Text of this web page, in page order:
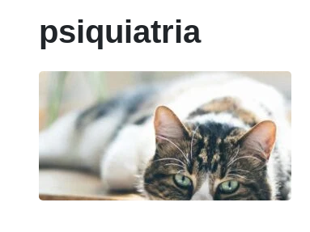
psiquiatria